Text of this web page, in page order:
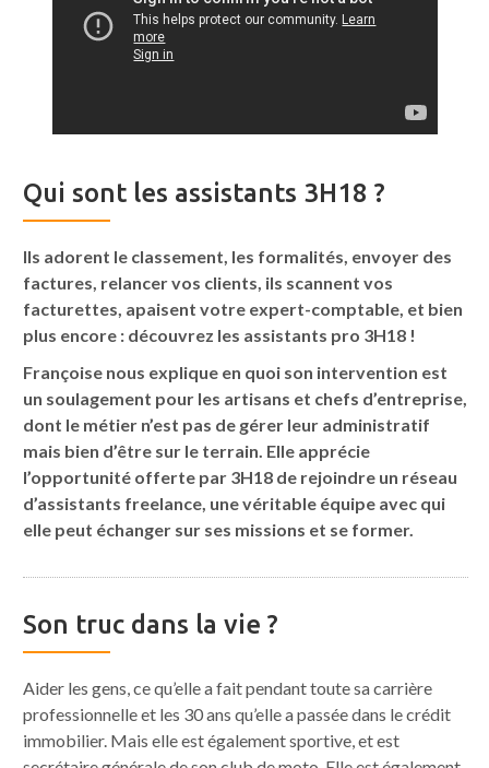
Qui sont les assistants 3H18 ?
Ils adorent le classement, les formalités, envoyer des
factures, relancer vos clients, ils scannent vos
facturettes, apaisent votre expert-comptable, et bien
plus encore : découvrez les assistants pro 3H18 !
Françoise nous explique en quoi son intervention est
un soulagement pour les artisans et chefs d’entreprise,
dont le métier n’est pas de gérer leur administratif
mais bien d’être sur le terrain. Elle apprécie
l’opportunité offerte par 3H18 de rejoindre un réseau
d’assistants freelance, une véritable équipe avec qui
elle peut échanger sur ses missions et se former.
Son truc dans la vie ?
Aider les gens, ce qu’elle a fait pendant toute sa carrière
professionnelle et les 30 ans qu’elle a passée dans le crédit
immobilier. Mais elle est également sportive, et est